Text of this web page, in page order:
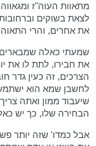
מתאוות העוה"ז
לצאת בשוקים
את אחרים, והרי
שמעתי כאלה
את חבירו, לתת לו את
הצרכים, זה כעין גדר
לחשבן שמא הוא
שיעבוד ממון ואתה
הבחירה שלו, כך יש
אבל כמדו' שזה יותר